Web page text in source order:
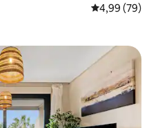
Միջին
4,99 (79)